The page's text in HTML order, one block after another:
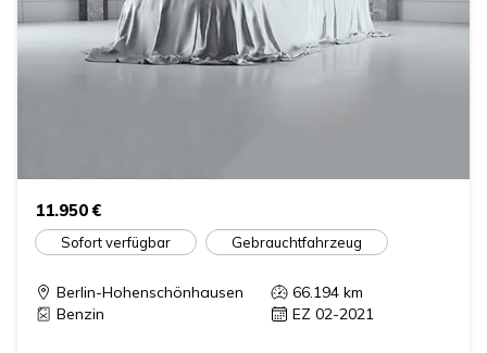
11.950 €
Sofort verfügbar Gebrauchtfahrzeug
Berlin-Hohenschönhausen 66.194 km
Benzin
EZ 02-2021